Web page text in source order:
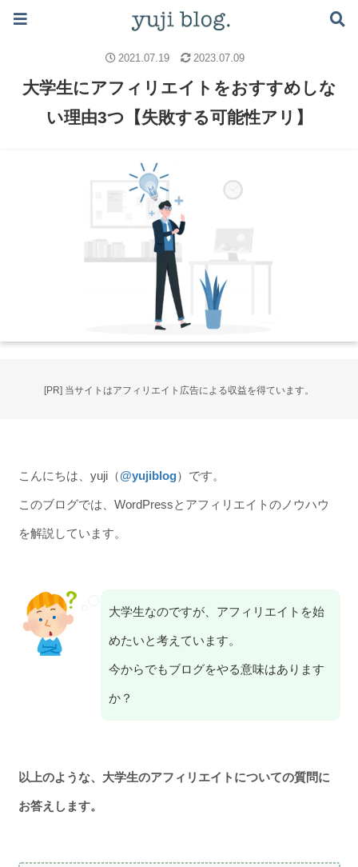
アフィリエイトの始め方
大学生にアフィリエイトをおすすめしな
い理由3つ【失敗する可能性アリ】
2021.07.19 2023.07.09
[PR] 当サイトはアフィリエイト広告による収益を得ています。
こんにちは、yuji（@yujiblog）です。
このブログでは、WordPressとアフィリエイトのノウハウ
を解説しています。
大学生なのですが、アフィリエイトを始
めたいと考えています。
今からでもブログをやる意味はあります
か？
以上のような、大学生のアフィリエイトについての質問に
お答えします。